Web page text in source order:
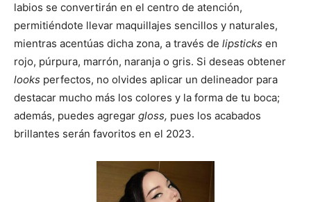
labios se convertirán en el centro de atención,
permitiéndote llevar maquillajes sencillos y naturales,
mientras acentúas dicha zona, a través de lipsticks en
rojo, púrpura, marrón, naranja o gris. Si deseas obtener
looks perfectos, no olvides aplicar un delineador para
destacar mucho más los colores y la forma de tu boca;
además, puedes agregar gloss, pues los acabados
brillantes serán favoritos en el 2023.